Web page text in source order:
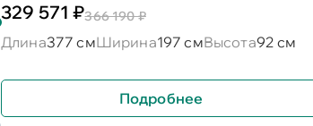
329 571 ₽366 190 ₽
Длина377 смШирина197 смВысота92 см
Подробнее